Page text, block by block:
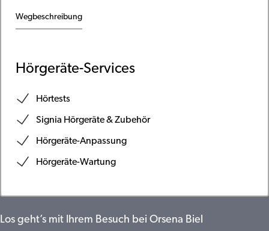
Wegbeschreibung
Hörgeräte-Services
Hörtests
Signia Hörgeräte & Zubehör
Hörgeräte-Anpassung
Hörgeräte-Wartung
Los geht’s mit Ihrem Besuch bei Orsena Biel